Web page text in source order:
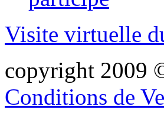
Visite virtuelle
copyright 2009
Conditions de